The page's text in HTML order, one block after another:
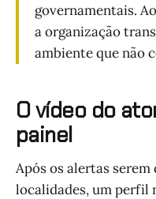
governamentais.
a organização
ambiente que não
O vídeo do
painel
Após os alertas
localidades, um perfil